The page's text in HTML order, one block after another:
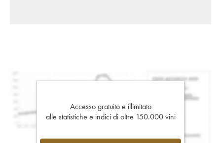
Accesso gratuito e illimitato
alle statistiche e indici di oltre 150.000 vini